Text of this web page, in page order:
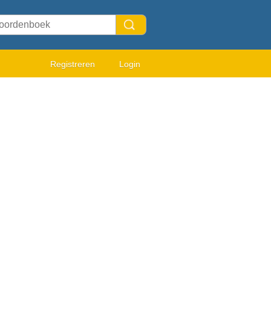
Registreren Login